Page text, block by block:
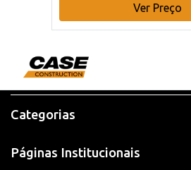
Ver Preço
Categorias
Páginas Institucionais